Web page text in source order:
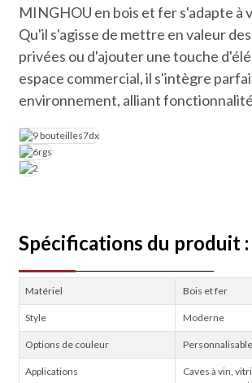
MINGHOU en bois et fer s'adapte à
Qu'il s'agisse de mettre en valeur
privées ou d'ajouter une touche
espace commercial, il s'intègre
environnement, alliant
Spécifications du produit :
Matériel Bois et fer
Style Moderne
Options de couleur Personnalisable
Applications
Caves à vin,